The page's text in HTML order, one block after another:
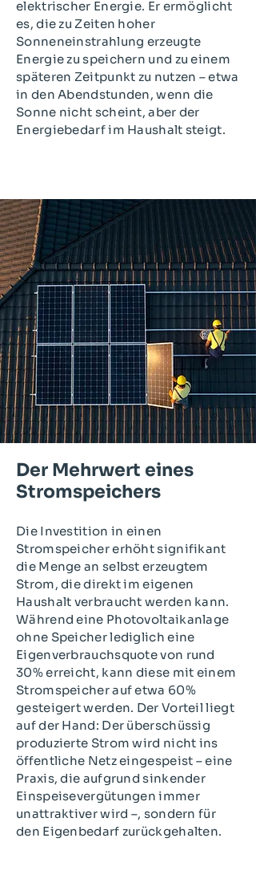
elektrischer Energie. Er ermöglicht
es, die zu Zeiten hoher
Sonneneinstrahlung erzeugte
Energie zu speichern und zu einem
späteren Zeitpunkt zu nutzen – etwa
in den Abendstunden, wenn die
Sonne nicht scheint, aber der
Energiebedarf im Haushalt steigt.
Der Mehrwert eines
Stromspeichers
Die Investition in einen
Stromspeicher erhöht signifikant
die Menge an selbst erzeugtem
Strom, die direkt im eigenen
Haushalt verbraucht werden kann.
Während eine Photovoltaikanlage
ohne Speicher lediglich eine
Eigenverbrauchsquote von rund
30% erreicht, kann diese mit einem
Stromspeicher auf etwa 60%
gesteigert werden. Der Vorteil liegt
auf der Hand: Der überschüssig
produzierte Strom wird nicht ins
öffentliche Netz eingespeist – eine
Praxis, die aufgrund sinkender
Einspeisevergütungen immer
unattraktiver wird –, sondern für
den Eigenbedarf zurückgehalten.